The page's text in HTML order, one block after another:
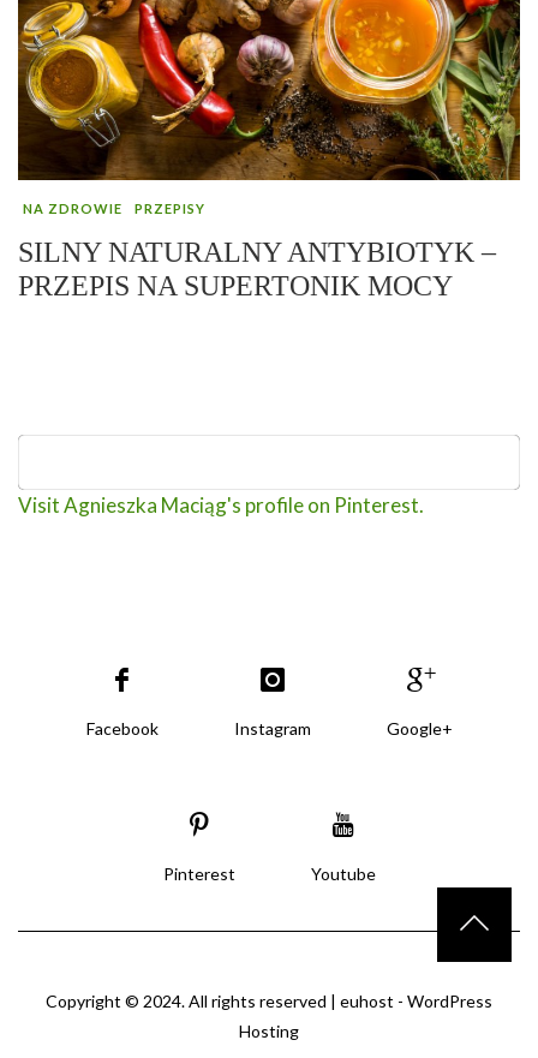
NA ZDROWIE PRZEPISY
SILNY NATURALNY ANTYBIOTYK –
PRZEPIS NA SUPERTONIK MOCY
Visit Agnieszka Maciąg's profile on Pinterest.
Facebook Instagram Google+
Pinterest Youtube
Copyright © 2024. All rights reserved | euhost - WordPress
Hosting